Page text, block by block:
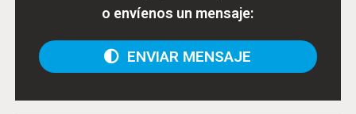
o envíenos un mensaje:
ENVIAR MENSAJE